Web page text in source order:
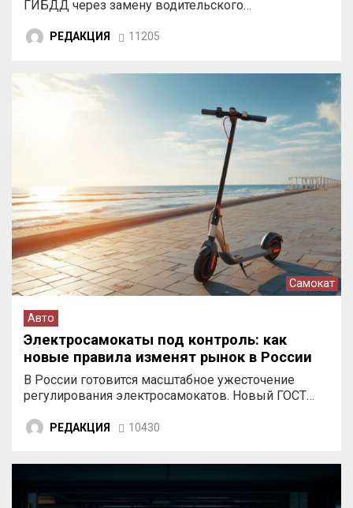
ГИБДД через замену водительского…
РЕДАКЦИЯ 11205
Самокат
Авто
Электросамокаты под контроль: как
новые правила изменят рынок в России
В России готовится масштабное ужесточение
регулирования электросамокатов. Новый ГОСТ…
РЕДАКЦИЯ 10430